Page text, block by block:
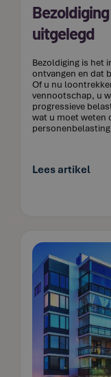
uitgelegd
Bezoldiging is het
ontvangen en dat
Of u nu
vennootschap, u
progressieve
wat u moet weten
Lees artikel